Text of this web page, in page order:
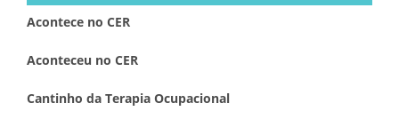
Acontece no CER
Aconteceu no CER
Cantinho da Terapia Ocupacional